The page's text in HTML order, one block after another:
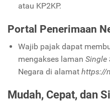
atau KP2KP.
Portal Penerimaan
Wajib pajak dapat
mengakses laman Single
Negara di alamat https://
Mudah, Cepat, dan